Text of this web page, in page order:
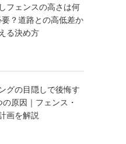
フェンスの高さは何
？道路との高低差か
る決め方
グの目隠しで後悔す
の原因｜フェンス・
画を解説